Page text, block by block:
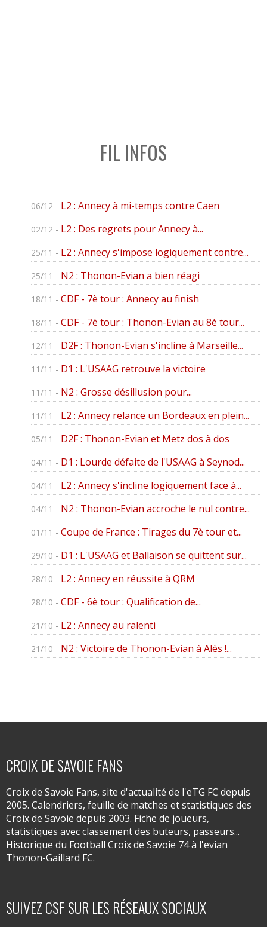
FIL INFOS
06/12 - L2 : Annecy à mi-temps contre Caen
02/12 - L2 : Des regrets pour Annecy à...
25/11 - L2 : Annecy s'impose logiquement contre...
25/11 - N2 : Thonon-Evian a bien réagi
18/11 - CDF - 7è tour : Annecy au finish
18/11 - CDF - 7è tour : Thonon-Evian au 8è tour...
12/11 - D2F : Thonon-Evian s'incline à Marseille...
11/11 - D1 : L'USAAG retrouve la victoire
11/11 - N2 : Grosse désillusion pour...
11/11 - L2 : Annecy relance un Bordeaux en plein...
05/11 - D2F : Thonon-Evian et Metz dos à dos
04/11 - D1 : Lourde défaite de l'USAAG à Seynod...
04/11 - L2 : Annecy s'incline logiquement face à...
04/11 - N2 : Thonon-Evian accroche le nul contre...
01/11 - Coupe de France : Tirages du 7è tour et...
29/10 - D1 : L'USAAG et Ballaison se quittent sur...
28/10 - L2 : Annecy en réussite à QRM
28/10 - CDF - 6è tour : Qualification de...
21/10 - L2 : Annecy au ralenti
21/10 - N2 : Victoire de Thonon-Evian à Alès !...
CROIX DE SAVOIE FANS
Croix de Savoie Fans, site d'actualité de l'eTG FC depuis
2005. Calendriers, feuille de matches et statistiques des
Croix de Savoie depuis 2003. Fiche de joueurs,
statistiques avec classement des buteurs, passeurs...
Historique du Football Croix de Savoie 74 à l'evian
Thonon-Gaillard FC.
SUIVEZ CSF SUR LES RÉSEAUX SOCIAUX